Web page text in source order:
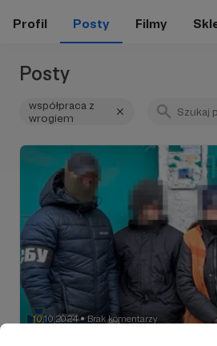
Profil Posty Filmy
Posty
współpraca z
wrogiem
10.10.2024 ● Brak komentarzy